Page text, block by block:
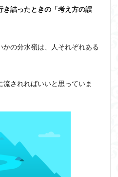
き詰ったときの「考え方の誤
かの分水嶺は、人それぞれある
されればいいと思っていま